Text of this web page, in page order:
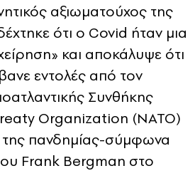
αξιωματούχος της
ότι ο Covid ήταν μια
και αποκάλυψε ότι
εντολές από τον
Συνθήκης
Organization (ΝΑΤΟ)
της πανδημίας-σύμφωνα
Frank Bergman στο